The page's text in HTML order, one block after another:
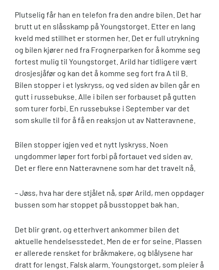
Plutselig får han en telefon fra den andre bilen. Det har
brutt ut en slåsskamp på Youngstorget. Etter en lang
kveld med stillhet er stormen her. Det er full utrykning
og bilen kjører ned fra Frognerparken for å komme seg
fortest mulig til Youngstorget. Arild har tidligere vært
drosjesjåfør og kan det å komme seg fort fra A til B.
Bilen stopper i et lyskryss, og ved siden av bilen går en
gutt i russebukse. Alle i bilen ser forbauset på gutten
som turer forbi. En russebukse i September var det
som skulle til for å få en reaksjon ut av Natteravnene.
Bilen stopper igjen ved et nytt lyskryss. Noen
ungdommer løper fort forbi på fortauet ved siden av.
Det er flere enn Natteravnene som har det travelt nå.
– Jøss, hva har dere stjålet nå, spør Arild, men oppdager
bussen som har stoppet på busstoppet bak han.
Det blir grønt, og etterhvert ankommer bilen det
aktuelle hendelsesstedet. Men de er for seine. Plassen
er allerede rensket for bråkmakere, og blålysene har
dratt for lengst. Falsk alarm. Youngstorget, som pleier å